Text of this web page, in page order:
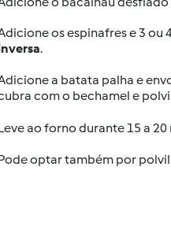
os espinafres e 3
.
a batata palha e
com o bechamel e
ao forno durante 15 a
optar também por